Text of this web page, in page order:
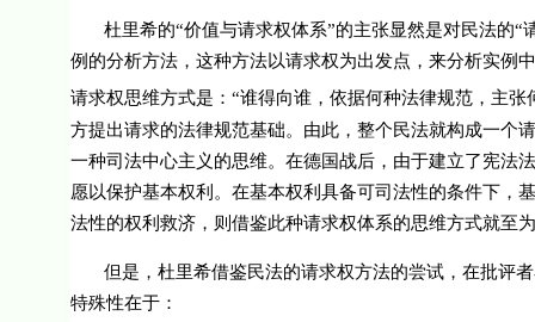
杜里希的“价值与请求权体系”的主张显然是对民法的
例的分析方法，这种方法以请求权为出发点，来分析实例
请求权思维方式是：“谁得向谁，依据何种法律规范，主张
方提出请求的法律规范基础。由此，整个民法就构成一个
一种司法中心主义的思维。在德国战后，由于建立了宪法
愿以保护基本权利。在基本权利具备可司法性的条件下，
法性的权利救济，则借鉴此种请求权体系的思维方式就至
但是，杜里希借鉴民法的请求权方法的尝试，在批评
特殊性在于：